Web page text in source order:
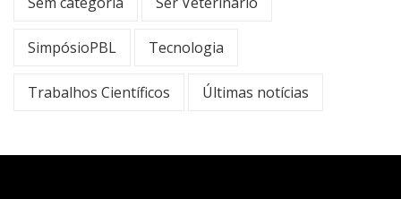
SimpósioPBL Tecnologia
Trabalhos Científicos Últimas notícias